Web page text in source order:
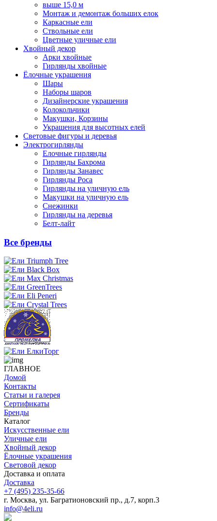
выше 15,0 м
Монтаж и демонтаж больших елок
Каркасные ели
Ствольные ели
Цветные уличные ели
Хвойный декор
Арки хвойные
Гирлянды хвойные
Ёлочные украшения
Шары
Наборы шаров
Дизайнерские украшения
Колокольчики
Макушки, Корзины
Украшения для высотных елей
Световые фигуры и деревья
Электрогирлянды
Елочные гирлянды
Гирлянды Бахрома
Гирлянды Занавес
Гирлянды Роса
Гирлянды на уличную ель
Макушки на уличную ель
Снежинки
Гирлянды на деревья
Белт-лайт
Все бренды
ГЛАВНОЕ
Домой
Контакты
Статьи и галерея
Сертификаты
Бренды
Каталог
Искусственные ели
Уличные ели
Хвойный декор
Ёлочные украшения
Световой декор
Доставка и оплата
Доставка
+7 (495) 235-35-66
г. Москва, ул. Багратионовский пр., д.7, корп.3
info@4eli.ru